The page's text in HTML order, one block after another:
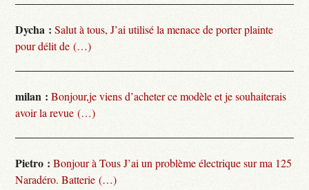
Dycha : Salut à tous, J’ai utilisé la menace de porter plainte
pour délit de (…)
milan : Bonjour,je viens d’acheter ce modèle et je souhaiterais
avoir la revue (…)
Pietro : Bonjour à Tous J’ai un problème électrique sur ma 125
Naradéro. Batterie (…)